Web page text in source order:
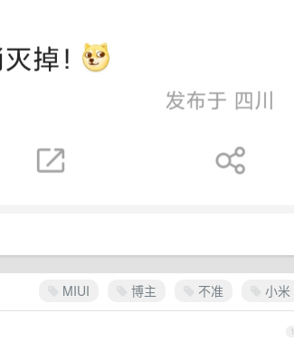
MIUI 博主 不准 小米
1